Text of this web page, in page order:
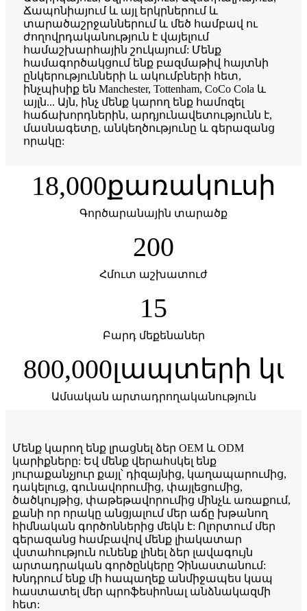
Ճապոնիայում և այլ երկրներում և
տարածաշրջաններում և մեծ համբավ ու
ժողովրդականություն է վայելում
համաշխարհային շուկայում: Մենք
համագործակցում ենք բազմաթիվ հայտնի
ընկերությունների և ակումբների հետ,
ինչպիսիք են Manchester, Tottenham, CoCo Cola և
այլն... Այն, ինչ մենք կարող ենք համոզել
հաճախորդներին, արդյունավետությունն է,
մասնագետը, անկեղծությունը և գերազանց
որակը:
18,000քառակուսի
Գործարանային տարածք
200
Հմուտ աշխատուժ
15
Բարդ մեքենաներ
800,000լապտերի
Ամսական արտադրողականություն
Մենք կարող ենք լրացնել ձեր OEM և ODM
կարիքները: Եվ մենք վերահսկել ենք
յուրաքանչյուր քայլ՝ դիզայնից, կաղապարումից,
դակելուց, գունավորումից, փայլեցումից,
ծածկույթից, փաթեթավորումից մինչև առաքում,
քանի որ որակը անցյալում մեր աճը խթանող
հիմնական գործոններից մեկն է: Ոլորտում մեր
գերազանց համբավով մենք լիակատար
վստահություն ունենք լինել ձեր լավագույն
արտադրական գործընկերը Չինաստանում:
Խնդրում ենք մի հապաղեք անմիջապես կապ
հաստատել մեր պրոֆեսիոնալ անձնակազմի
հետ: